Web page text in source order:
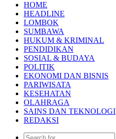
HOME
HEADLINE
LOMBOK
SUMBAWA
HUKUM & KRIMINAL
PENDIDIKAN
SOSIAL & BUDAYA
POLITIK
EKONOMI DAN BISNIS
PARIWISATA
KESEHATAN
OLAHRAGA
SAINS DAN TEKNOLOGI
REDAKSI